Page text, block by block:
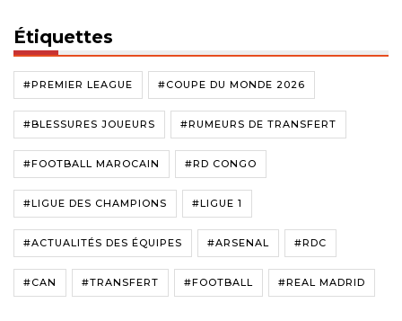
Étiquettes
#PREMIER LEAGUE #COUPE DU MONDE 2026
#BLESSURES JOUEURS #RUMEURS DE TRANSFERT
#FOOTBALL MAROCAIN #RD CONGO
#LIGUE DES CHAMPIONS #LIGUE 1
#ACTUALITÉS DES ÉQUIPES #ARSENAL #RDC
#CAN #TRANSFERT #FOOTBALL #REAL MADRID